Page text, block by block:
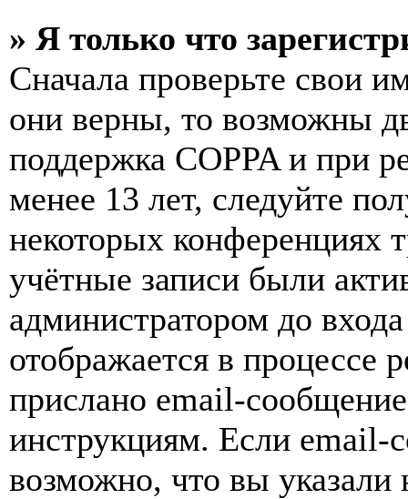
» Я только что
Сначала проверьте свои
они верны, то возможны
поддержка COPPA и при
менее 13 лет, следуйте
некоторых конференциях
учётные записи были
администратором до
отображается в процессе
прислано email-
инструкциям. Если email-
возможно, что вы